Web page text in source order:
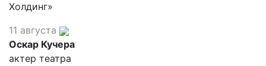
Холдинг»
11 августа
Оскар Кучера
актер театра